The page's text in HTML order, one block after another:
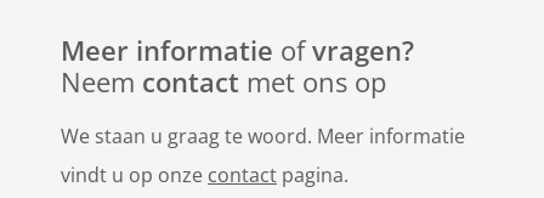
Meer informatie ofvragen?
Neem contact met ons op
We staan u graag te woord. Meer informatie
vindt u op onze contact pagina.